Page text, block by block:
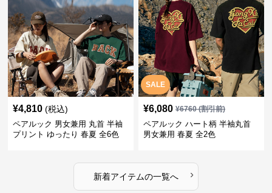
¥4,810 (税込)
ペアルック 男女兼用 丸首 半袖
プリント ゆったり 春夏 全6色
SALE
¥6,080 ¥6760(割引前)
ペアルック ハート柄 半袖丸首
男女兼用 春夏 全2色
新着アイテムの一覧へ ›